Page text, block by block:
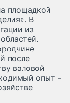
площадкой
В
из
после
валовой
опыт –